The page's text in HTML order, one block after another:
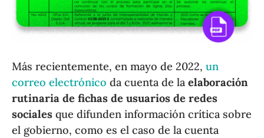
Más recientemente, en mayo de 2022,un
correo electrónico da cuenta de laelaboración
rutinaria de fichas de usuarios de redes
sociales que difunden información crítica sobre
el gobierno, como es el caso de la cuenta